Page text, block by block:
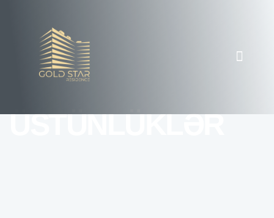
ÜSTÜNLÜKLƏR